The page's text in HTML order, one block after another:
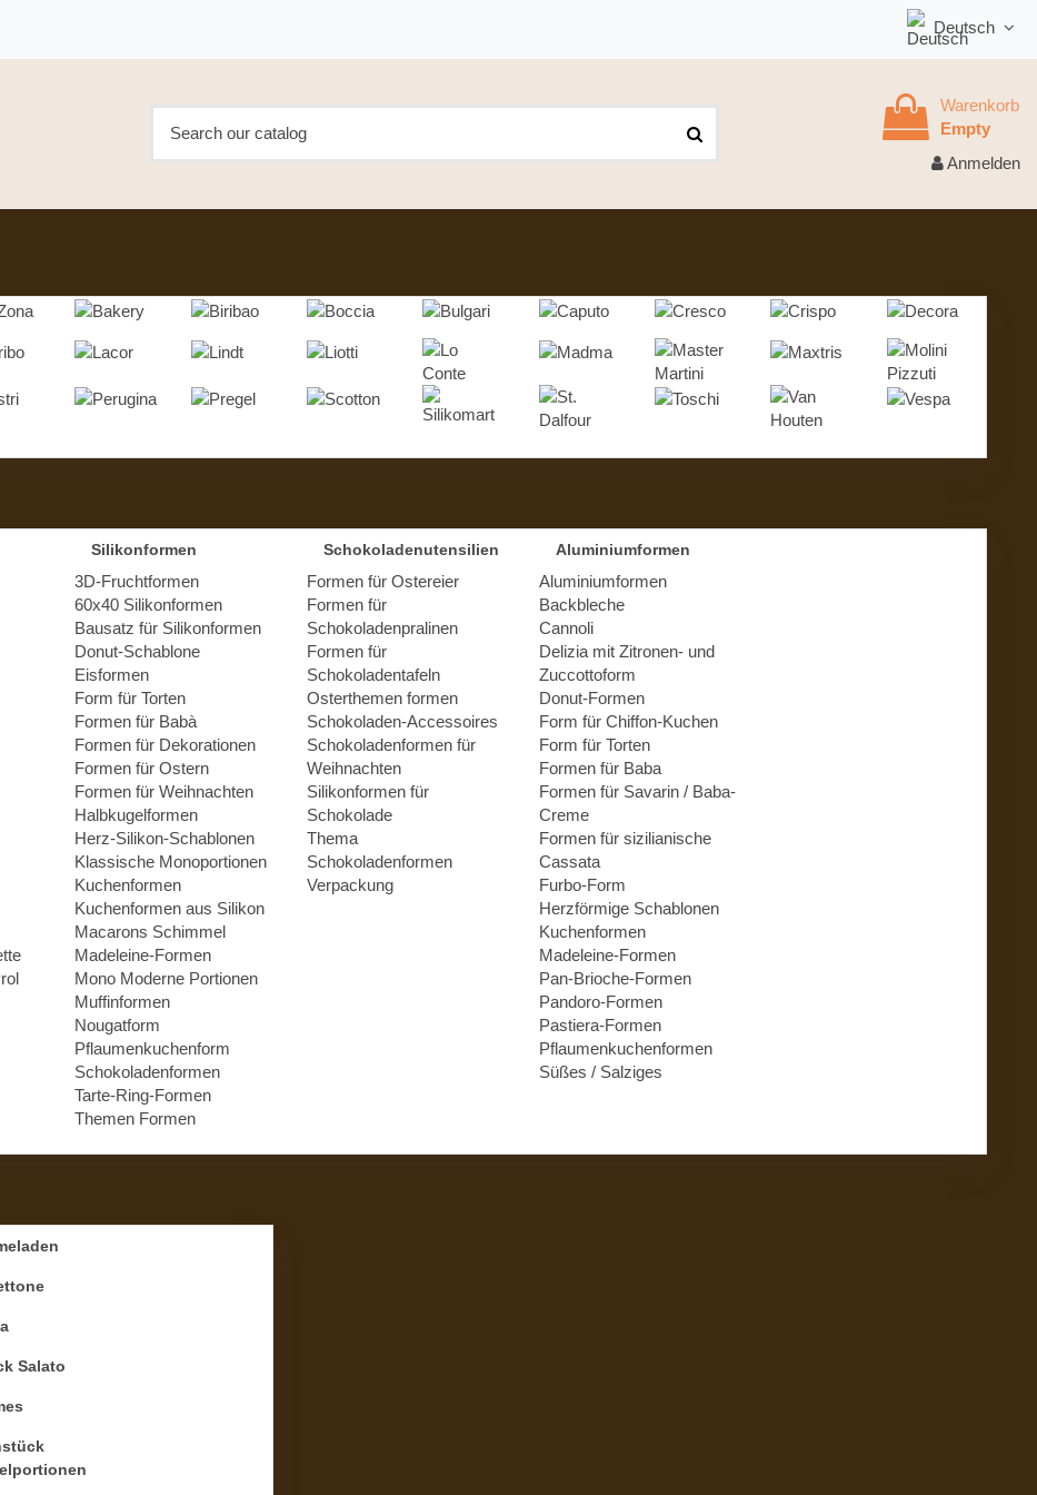
Deutsch
Warenkorb
Empty
Anmelden
Silikonformen
3D-Fruchtformen
60x40 Silikonformen
Bausatz für Silikonformen
Donut-Schablone
Eisformen
Form für Torten
Formen für Babà
Formen für Dekorationen
Formen für Ostern
Formen für Weihnachten
Halbkugelformen
Herz-Silikon-Schablonen
Klassische Monoportionen
Kuchenformen
Kuchenformen aus Silikon
Macarons Schimmel
Madeleine-Formen
Mono Moderne Portionen
Muffinformen
Nougatform
Pflaumenkuchenform
Schokoladenformen
Tarte-Ring-Formen
Themen Formen
Schokoladenutensilien
Formen für Ostereier
Formen für
Schokoladenpralinen
Formen für
Schokoladentafeln
Osterthemen formen
Schokoladen-Accessoires
Schokoladenformen für
Weihnachten
Silikonformen für
Schokolade
Thema
Schokoladenformen
Verpackung
Aluminiumformen
Aluminiumformen
Backbleche
Cannoli
Delizia mit Zitronen- und
Zuccottoform
Donut-Formen
Form für Chiffon-Kuchen
Form für Torten
Formen für Baba
Formen für Savarin / Baba-
Creme
Formen für sizilianische
Cassata
Furbo-Form
Herzförmige Schablonen
Kuchenformen
Madeleine-Formen
Pan-Brioche-Formen
Pandoro-Formen
Pastiera-Formen
Pflaumenkuchenformen
Süßes / Salziges
Salato